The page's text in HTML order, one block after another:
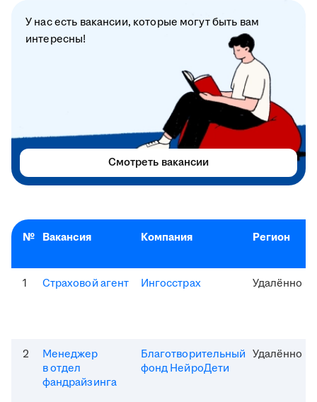
№ Вакансия Компания Регион
1 Страховой агент Ингосстрах Удалённо
2
Менеджер
в отдел
фандрайзинга
Благотворительный
фонд НейроДети
Удалённо
У нас есть вакансии, которые могут быть вам
интересны!
Смотреть вакансии